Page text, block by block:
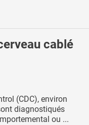
cablé
(CDC), environ
diagnostiqués
ou ...